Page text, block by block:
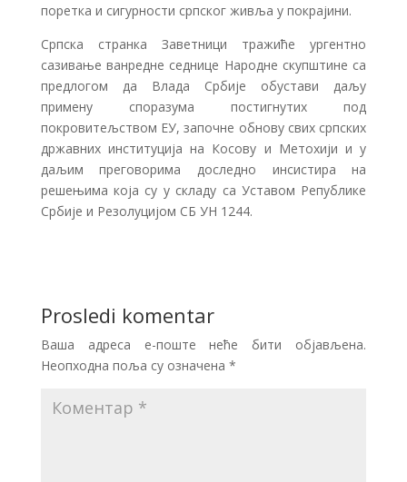
поретка и сигурности српског живља у покрајини.
Српска странка Заветници тражиће ургентно
сазивање ванредне седнице Народне скупштине са
предлогом да Влада Србије обустави даљу
примену споразума постигнутих под
покровитељством ЕУ, започне обнову свих српских
државних институција на Косову и Метохији и у
даљим преговорима доследно инсистира на
решењима која су у складу са Уставом Републике
Србије и Резолуцијом СБ УН 1244.
Prosledi komentar
Ваша адреса е-поште неће бити објављена.
Неопходна поља су означена *